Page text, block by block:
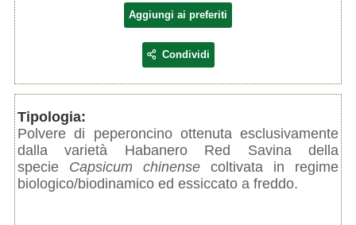
Aggiungi ai preferiti
Condividi
Tipologia:
Polvere di peperoncino ottenuta esclusivamente
dalla varietà Habanero Red Savina della
specie
Capsicum chinense
coltivata in regime
biologico/biodinamico ed essiccato a freddo.